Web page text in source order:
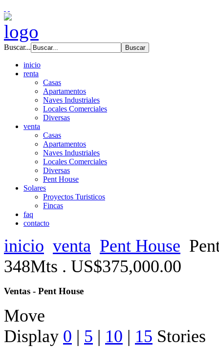
Buscar...
inicio
renta
Casas
Apartamentos
Naves Industriales
Locales Comerciales
Diversas
venta
Casas
Apartamentos
Naves Industriales
Locales Comerciales
Diversas
Pent House
Solares
Proyectos Turisticos
Fincas
faq
contacto
inicio venta Pent House
348Mts . US$375,000.00
Ventas - Pent House
Move
Display 0 | 5 | 10 | 15 Stories